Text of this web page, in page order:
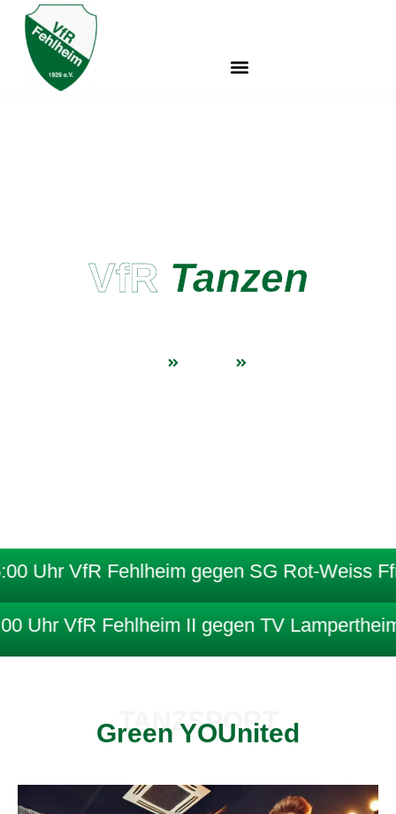
VfR Tanzen
VfR Fehlheim gegen SG Rot-Weiss
VfR Fehlheim II gegen TV Lampertheim
TANZSPORT
Green YOUnited